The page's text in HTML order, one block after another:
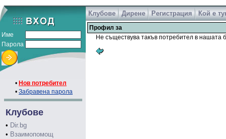
Games
Име
Парола
• Нов потребител
• Забравена парола
Клубове
• Dir.bg
• Взаимопомощ
Клубове Дирене Регистрация Кой е
Профил за
Не съществува такъв потребител в нашата